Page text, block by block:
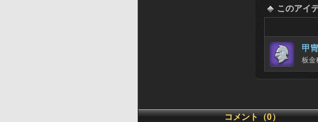
このアイ
甲
板金
コメント（0）